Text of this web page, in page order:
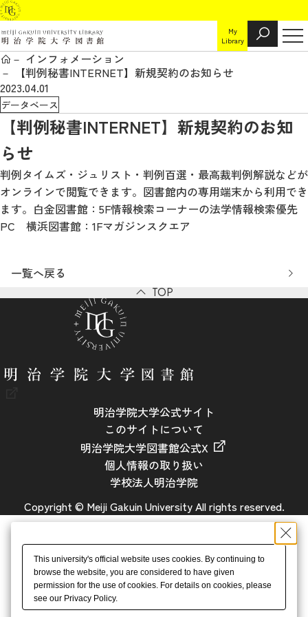
My
Library
インフォメーション
【判例秘書INTERNET】新規契約のお知らせ
2023.04.01
データベース
【判例秘書INTERNET】新規契約のお知
らせ
判例タイムズ・ジュリスト・判例百選・最高裁判例解説などが
オンラインで閲覧できます。図書館内の専用端末から利用でき
ます。白金図書館：5F情報検索コーナーの法学情報検索優先
PC 横浜図書館：1Fマガジンスクエア
一覧へ戻る
TOP
明治学院大学公式サイト
このサイトについて
明治学院大学図書館公式X
個人情報の取り扱い
学校法人明治学院
Copyright © Meiji Gakuin University All rights reserved.
This university's official website uses cookies. By continuing to
browse the website, you are considered to have given
permission for the use of cookies. For details on cookies, please
see our Privacy Policy.